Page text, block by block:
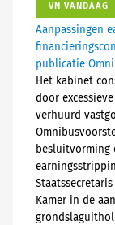
VN VANDAAG
Aanpassingen
publicatie
Het kabinet
door
verhuurd
besluitvorming
Kamer in de